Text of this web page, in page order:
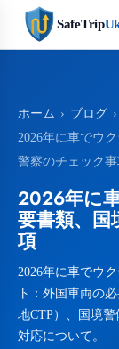
SafeTrip
ホーム › ブログ ›
2026年に車でウ
警察のチェック事
2026年に
要書類、
項
2026年に車でウ
ト：外国車両の
地CTP）、国境
対応について。